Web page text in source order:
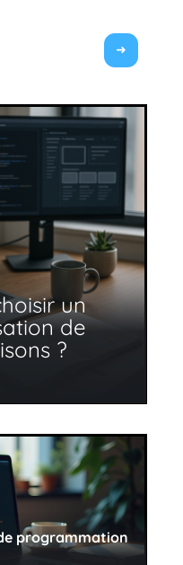
un
de
?
programmation